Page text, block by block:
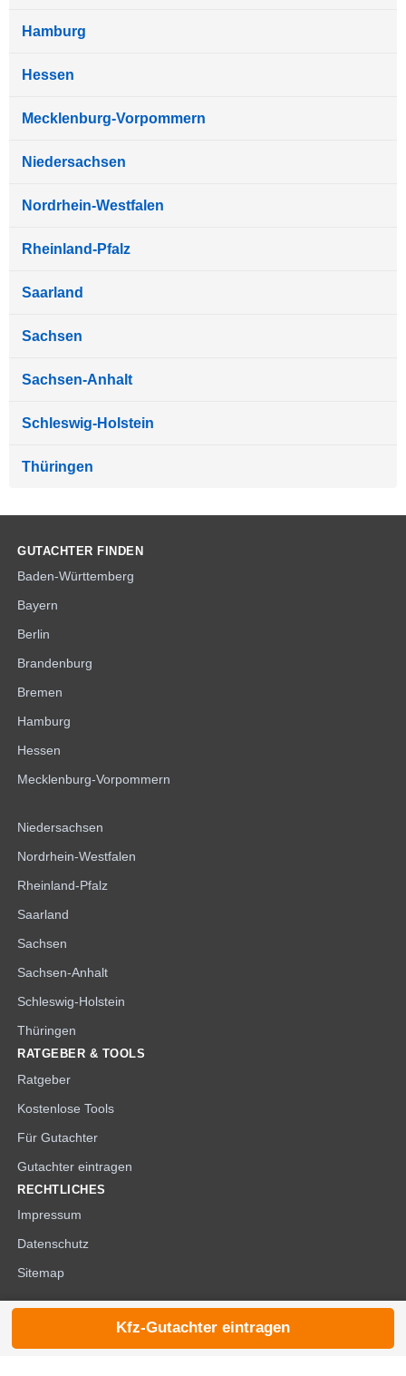
Hamburg
Hessen
Mecklenburg-Vorpommern
Niedersachsen
Nordrhein-Westfalen
Rheinland-Pfalz
Saarland
Sachsen
Sachsen-Anhalt
Schleswig-Holstein
Thüringen
GUTACHTER FINDEN
Baden-Württemberg
Bayern
Berlin
Brandenburg
Bremen
Hamburg
Hessen
Mecklenburg-Vorpommern
Niedersachsen
Nordrhein-Westfalen
Rheinland-Pfalz
Saarland
Sachsen
Sachsen-Anhalt
Schleswig-Holstein
Thüringen
RATGEBER & TOOLS
Ratgeber
Kostenlose Tools
Für Gutachter
Gutachter eintragen
RECHTLICHES
Impressum
Datenschutz
Sitemap
© 2026 die-kfzgutachter.de
Kfz-Gutachter eintragen